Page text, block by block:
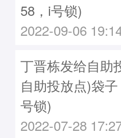
58，i号锁)
2022-09-06
丁晋栋发给自助
自助投放点)袋
号锁)
2022-07-28